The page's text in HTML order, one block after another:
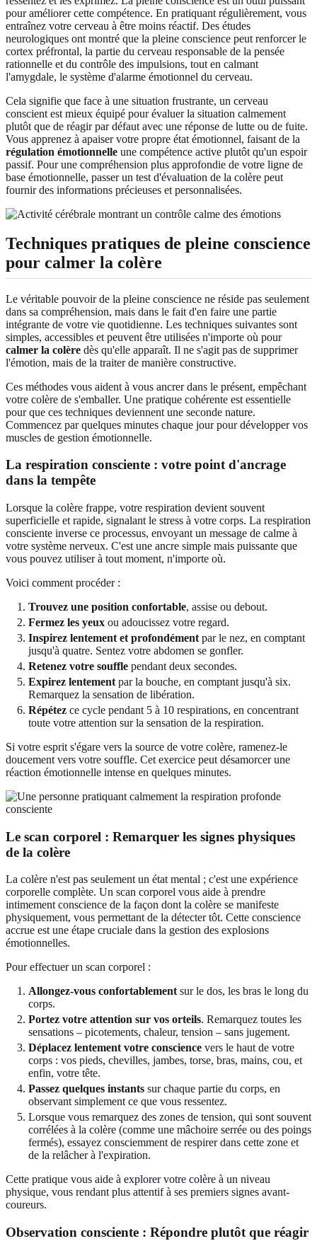
pour améliorer cette compétence. En pratiquant régulièrement, vous
entraînez votre cerveau à être moins réactif. Des études
neurologiques ont montré que la pleine conscience peut renforcer le
cortex préfrontal, la partie du cerveau responsable de la pensée
rationnelle et du contrôle des impulsions, tout en calmant
l'amygdale, le système d'alarme émotionnel du cerveau.
Cela signifie que face à une situation frustrante, un cerveau
conscient est mieux équipé pour évaluer la situation calmement
plutôt que de réagir par défaut avec une réponse de lutte ou de fuite.
Vous apprenez à apaiser votre propre état émotionnel, faisant de la
régulation émotionnelle une compétence active plutôt qu'un espoir
passif. Pour une compréhension plus approfondie de votre ligne de
base émotionnelle, passer un test d'évaluation de la colère peut
fournir des informations précieuses et personnalisées.
Techniques pratiques de pleine conscience
pour calmer la colère
Le véritable pouvoir de la pleine conscience ne réside pas seulement
dans sa compréhension, mais dans le fait d'en faire une partie
intégrante de votre vie quotidienne. Les techniques suivantes sont
simples, accessibles et peuvent être utilisées n'importe où pour
calmer la colère dès qu'elle apparaît. Il ne s'agit pas de supprimer
l'émotion, mais de la traiter de manière constructive.
Ces méthodes vous aident à vous ancrer dans le présent, empêchant
votre colère de s'emballer. Une pratique cohérente est essentielle
pour que ces techniques deviennent une seconde nature.
Commencez par quelques minutes chaque jour pour développer vos
muscles de gestion émotionnelle.
La respiration consciente : votre point d'ancrage
dans la tempête
Lorsque la colère frappe, votre respiration devient souvent
superficielle et rapide, signalant le stress à votre corps. La respiration
consciente inverse ce processus, envoyant un message de calme à
votre système nerveux. C'est une ancre simple mais puissante que
vous pouvez utiliser à tout moment, n'importe où.
Voici comment procéder :
Trouvez une position confortable, assise ou debout.
Fermez les yeux ou adoucissez votre regard.
Inspirez lentement et profondément par le nez, en comptant
jusqu'à quatre. Sentez votre abdomen se gonfler.
Retenez votre souffle pendant deux secondes.
Expirez lentement par la bouche, en comptant jusqu'à six.
Remarquez la sensation de libération.
Répétez ce cycle pendant 5 à 10 respirations, en concentrant
toute votre attention sur la sensation de la respiration.
Si votre esprit s'égare vers la source de votre colère, ramenez-le
doucement vers votre souffle. Cet exercice peut désamorcer une
réaction émotionnelle intense en quelques minutes.
Le scan corporel : Remarquer les signes physiques
de la colère
La colère n'est pas seulement un état mental ; c'est une expérience
corporelle complète. Un scan corporel vous aide à prendre
intimement conscience de la façon dont la colère se manifeste
physiquement, vous permettant de la détecter tôt. Cette conscience
accrue est une étape cruciale dans la gestion des explosions
émotionnelles.
Pour effectuer un scan corporel :
Allongez-vous confortablement sur le dos, les bras le long du
corps.
Portez votre attention sur vos orteils. Remarquez toutes les
sensations – picotements, chaleur, tension – sans jugement.
Déplacez lentement votre conscience vers le haut de votre
corps : vos pieds, chevilles, jambes, torse, bras, mains, cou, et
enfin, votre tête.
Passez quelques instants sur chaque partie du corps, en
observant simplement ce que vous ressentez.
Lorsque vous remarquez des zones de tension, qui sont souvent
corrélées à la colère (comme une mâchoire serrée ou des poings
fermés), essayez consciemment de respirer dans cette zone et
de la relâcher à l'expiration.
Cette pratique vous aide à explorer votre colère à un niveau
physique, vous rendant plus attentif à ses premiers signes avant-
coureurs.
Observation consciente : Répondre plutôt que réagir